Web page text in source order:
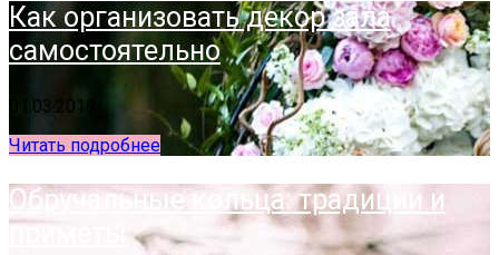
Как организовать декор зала
самостоятельно
01.03.2019
Читать подробнее
Обручальные кольца: традиции и
приметы